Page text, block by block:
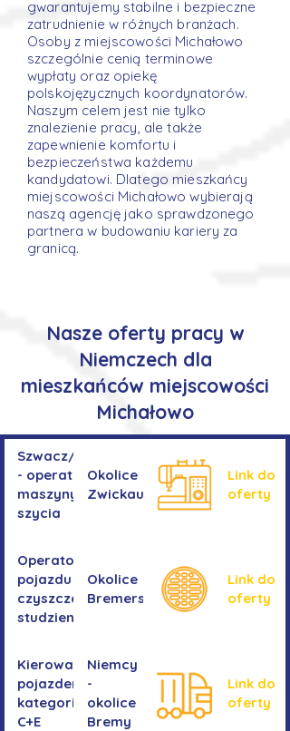
gwarantujemy stabilne i bezpieczne
zatrudnienie w różnych branżach.
Osoby z miejscowości Michałowo
szczególnie cenią terminowe
wypłaty oraz opiekę
polskojęzycznych koordynatorów.
Naszym celem jest nie tylko
znalezienie pracy, ale także
zapewnienie komfortu i
bezpieczeństwa każdemu
kandydatowi. Dlatego mieszkańcy
miejscowości Michałowo wybierają
naszą agencję jako sprawdzonego
partnera w budowaniu kariery za
granicą.
Nasze oferty pracy w
Niemczech dla
mieszkańców miejscowości
Michałowo
Szwacz/Szwaczka
- operator
maszyny do
szycia
Okolice
Zwickau
Link do
oferty
Operator/operatorka
pojazdu do
czyszczenia
studzienek
Okolice
Bremershaven
Link do
oferty
Kierowanie
pojazdem
kategorii
C+E
Niemcy
-
okolice
Bremy
Link do
oferty